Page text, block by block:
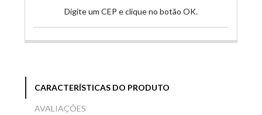
Digite um CEP e clique no botão OK.
CARACTERÍSTICAS DO PRODUTO
AVALIAÇÕES